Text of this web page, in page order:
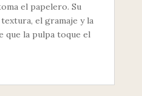
el papelero. Su
el gramaje y la
que la pulpa toque el